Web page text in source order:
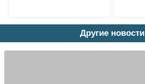
Другие новости